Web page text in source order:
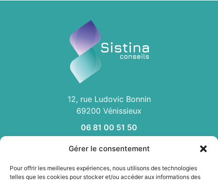
Gérer le consentement
Pour offrir les meilleures expériences, nous utilisons des technologies
telles que les cookies pour stocker et/ou accéder aux informations des
12, rue Ludovic Bonnin
69200 Vénissieux
06 81 00 51 50
ACCUEIL
QUI SOMMES NOUS